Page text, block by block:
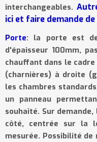
interchangeables.
ici et faire demande
Porte: la porte est de
d'épaisseur 100mm,
chauffant dans le
(charnières) à droite
les chambres
un panneau
souhaité. Sur
côté, centrée sur la
mesurée. Possibilité